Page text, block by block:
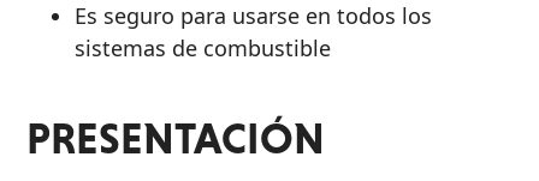
Es seguro para usarse en todos los
sistemas de combustible
PRESENTACIÓN